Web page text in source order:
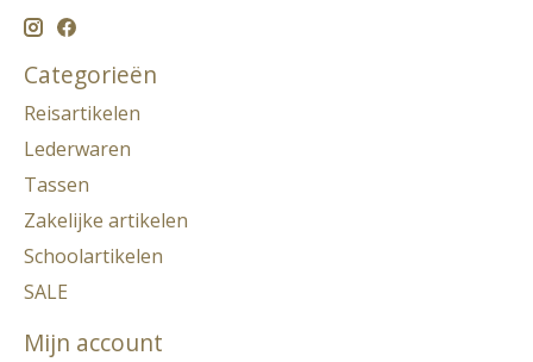
Categorieën
Reisartikelen
Lederwaren
Tassen
Zakelijke artikelen
Schoolartikelen
SALE
Mijn account